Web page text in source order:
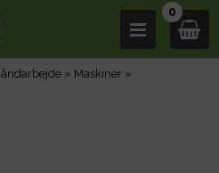
0
» Maskiner »